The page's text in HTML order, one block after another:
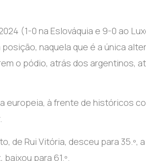
(1-0 na Eslováquia e 9-0 ao
naquela que é a única
o pódio, atrás dos argentinos,
europeia, à frente de históricos
Rui Vitória, desceu para 35.º,
para 61.º.